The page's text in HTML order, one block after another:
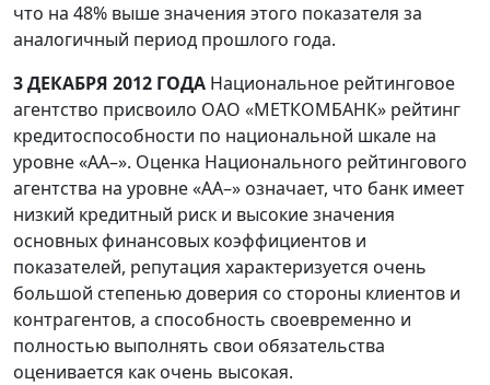
что на 48% выше значения этого показателя за
аналогичный период прошлого года.
3 ДЕКАБРЯ 2012 ГОДА Национальное рейтинговое
агентство присвоило ОАО «МЕТКОМБАНК» рейтинг
кредитоспособности по национальной шкале на
уровне «АА–». Оценка Национального рейтингового
агентства на уровне «АА–» означает, что банк имеет
низкий кредитный риск и высокие значения
основных финансовых коэффициентов и
показателей, репутация характеризуется очень
большой степенью доверия со стороны клиентов и
контрагентов, а способность своевременно и
полностью выполнять свои обязательства
оценивается как очень высокая.